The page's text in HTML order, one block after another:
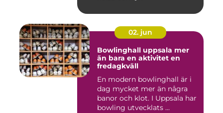
02. jun
Bowlinghall uppsala mer
än bara en aktivitet en
fredagkväll
En modern bowlinghall är i
dag mycket mer än några
banor och klot. I Uppsala har
bowling utvecklats ...